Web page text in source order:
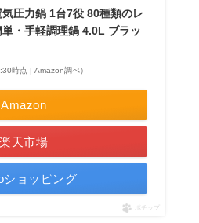
圧力鍋 1台7役 80種類のレ
・手軽調理鍋 4.0L ブラッ
時点 | Amazon調べ）
Amazon
楽天市場
ショッピング
ポチップ